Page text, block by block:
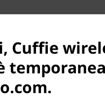
Cuffie